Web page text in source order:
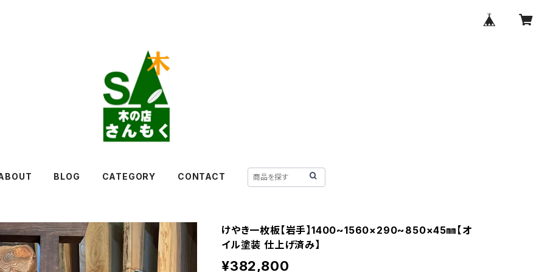
BLOG CATEGORY CONTACT
けやき一枚板【岩手】1400~1560×290~850×45㎜【オ
イル塗装 仕上げ済み】
¥382,800